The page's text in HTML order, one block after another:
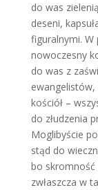
do was
deseni,
figuralnymi. W
nowoczesny
do was z
ewangelistów,
kościół –
do złudzenia
Moglibyście
stąd do
bo skromność
zwłaszcza w